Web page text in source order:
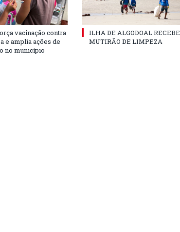
vacinação contra
e amplia ações de
no município
ILHA DE ALGODOAL RECEBE
MUTIRÃO DE LIMPEZA